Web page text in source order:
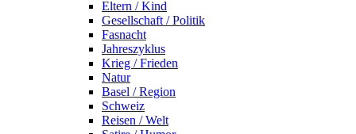
Eltern / Kind
Gesellschaft / Politik
Fasnacht
Jahreszyklus
Krieg / Frieden
Natur
Basel / Region
Schweiz
Reisen / Welt